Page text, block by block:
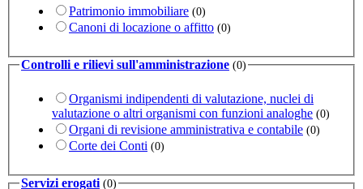
Patrimonio immobiliare (0)
Canoni di locazione o affitto (0)
Controlli e rilievi sull'amministrazione (0)
Organismi indipendenti di valutazione, nuclei di
valutazione o altri organismi con funzioni analoghe (0)
Organi di revisione amministrativa e contabile (0)
Corte dei Conti (0)
Servizi erogati (0)